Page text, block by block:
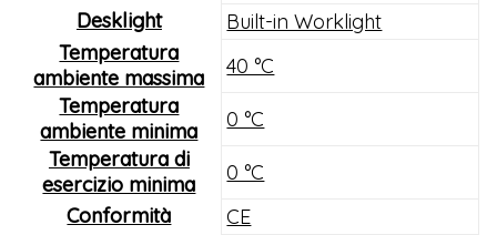
Desklight
Built-in Worklight
Temperatura
ambiente massima
40 °C
Temperatura
ambiente minima
0 °C
Temperatura di
esercizio minima
0 °C
Conformità
CE